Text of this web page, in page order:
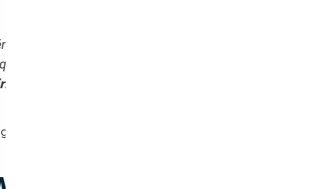
qui veut offrir un marchepied vers le
mais cela le vaut souvent si on compare
votre Volkswagen